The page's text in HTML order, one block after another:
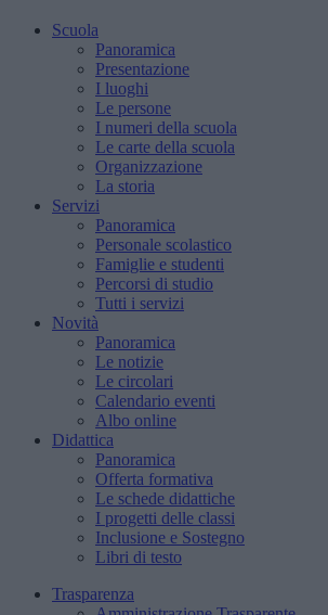
Scuola
Panoramica
Presentazione
I luoghi
Le persone
I numeri della scuola
Le carte della scuola
Organizzazione
La storia
Servizi
Panoramica
Personale scolastico
Famiglie e studenti
Percorsi di studio
Tutti i servizi
Novità
Panoramica
Le notizie
Le circolari
Calendario eventi
Albo online
Didattica
Panoramica
Offerta formativa
Le schede didattiche
I progetti delle classi
Inclusione e Sostegno
Libri di testo
Trasparenza